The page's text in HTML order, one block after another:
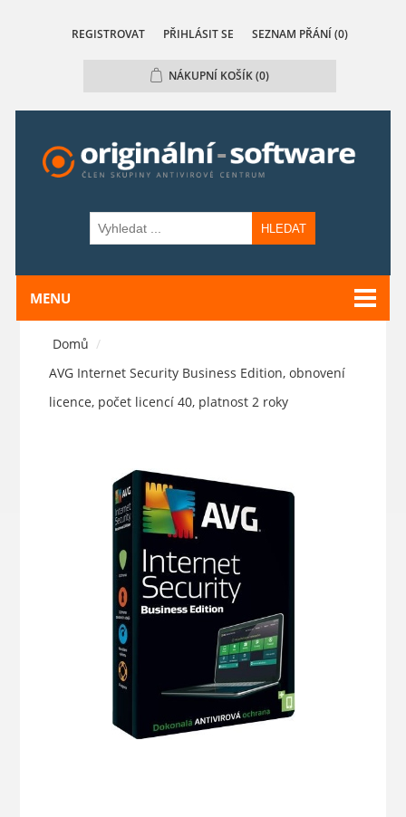
REGISTROVAT PŘIHLÁSIT SE SEZNAM PŘÁNÍ (0)
NÁKUPNÍ KOŠÍK(0)
HLEDAT
MENU
Domů /
AVG Internet Security Business Edition, obnovení
licence, počet licencí 40, platnost 2 roky